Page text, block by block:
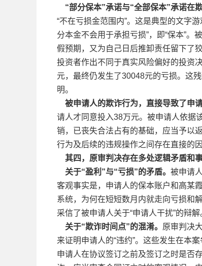
“部分保本”承诺与“全部保本”承诺在
“不在亏损金范围内”。这是典型的文字
分本金不会用于承担亏损”，即“保本”。
假预期，又为自己日后推卸责任留下了
投资者作出不同于真实风险偏好的投资
元，最终仍发生了30048元的亏损。这
明。
被申请人的欺诈行为，直接导致了申
请人才同意投入38万元。被申请人依据
销，已丧失合法占有的基础，应当予以
行为及后续的违规操作之间存在直接的
其四，原审判决存在多处逻辑矛盾和
关于“盈利”与“亏损”的矛盾。 被申请
客观事实是，申请人的保本账户和高某
系统，为何在短短数月内就走向亏损和
采信了被申请人关于“申请人干扰”的辩解
关于“欺诈时间点”的混淆。 原审判决
来证明申请人的“违约”。这些发生在本
申请人在协议签订之前及签订之时是否